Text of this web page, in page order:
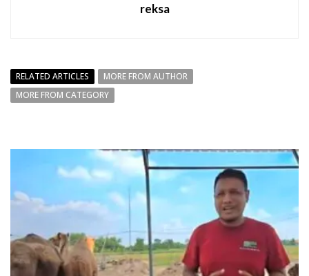
reksa
RELATED ARTICLES
MORE FROM AUTHOR
MORE FROM CATEGORY